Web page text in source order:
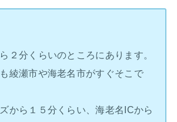
２分くらいのところにあります。
綾瀬市や海老名市がすぐそこで
から１５分くらい、海老名ICから